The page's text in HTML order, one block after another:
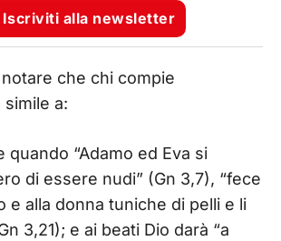
Iscriviti alla newsletter
che chi compie
simile a:
quando “Adamo ed Eva si
di essere nudi” (Gn 3,7), “fece
e alla donna tuniche di pelli e li
3,21); e ai beati Dio darà “a